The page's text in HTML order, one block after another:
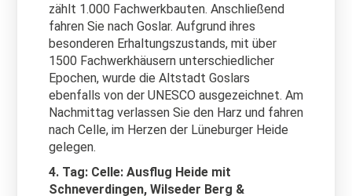
zählt 1.000 Fachwerkbauten. Anschließend
fahren Sie nach Goslar. Aufgrund ihres
besonderen Erhaltungszustands, mit über
1500 Fachwerkhäusern unterschiedlicher
Epochen, wurde die Altstadt Goslars
ebenfalls von der UNESCO ausgezeichnet. Am
Nachmittag verlassen Sie den Harz und fahren
nach Celle, im Herzen der Lüneburger Heide
gelegen.
4. Tag: Celle: Ausflug Heide mit
Schneverdingen, Wilseder Berg &